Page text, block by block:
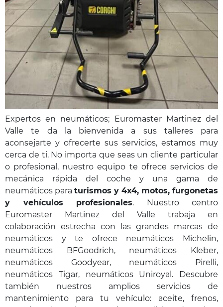
Expertos en neumáticos; Euromaster Martinez del
Valle te da la bienvenida a sus talleres para
aconsejarte y ofrecerte sus servicios, estamos muy
cerca de ti. No importa que seas un cliente particular
o profesional, nuestro equipo te ofrece servicios de
mecánica rápida del coche y una gama de
neumáticos para turismos y 4x4, motos, furgonetas
y vehículos profesionales. Nuestro centro
Euromaster Martinez del Valle trabaja en
colaboración estrecha con las grandes marcas de
neumáticos y te ofrece neumáticos Michelin,
neumáticos BFGoodrich, neumáticos Kleber,
neumáticos Goodyear, neumáticos Pirelli,
neumáticos Tigar, neumáticos Uniroyal. Descubre
también nuestros amplios servicios de
mantenimiento para tu vehículo: aceite, frenos,